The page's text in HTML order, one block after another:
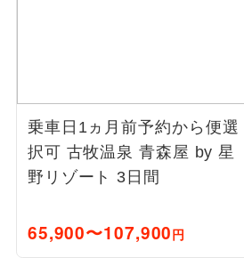
乗車日1ヵ月前予約から便選
択可 古牧温泉 青森屋 by 星
野リゾート 3日間
65,900〜107,900円